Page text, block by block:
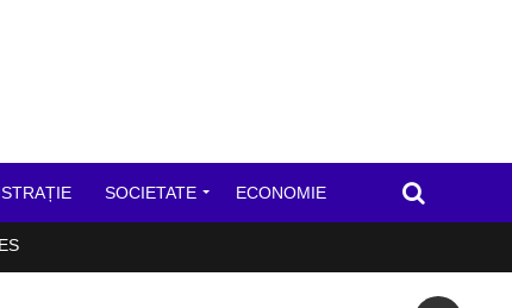
SOCIETATE ECONOMIE